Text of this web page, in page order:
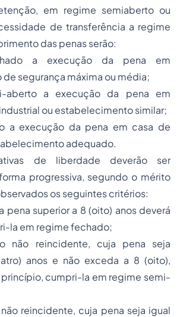
em regime semiaberto ou
de transferência a regime
das penas serão:
a execução da pena em
segurança máxima ou média;
aberto a execução da pena em
ou estabelecimento similar;
a execução da pena em casa de
adequado.
de liberdade deverão ser
progressiva, segundo o mérito
os seguintes critérios:
pena superior a 8 (oito) anos deverá
la em regime fechado;
não reincidente, cuja pena seja
anos e não exceda a 8 (oito),
cumpri-la em regime semi-
reincidente, cuja pena seja igual